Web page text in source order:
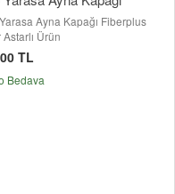
Ayna Kapağı Fiberplus
Astarlı Ürün
TL
Bedava